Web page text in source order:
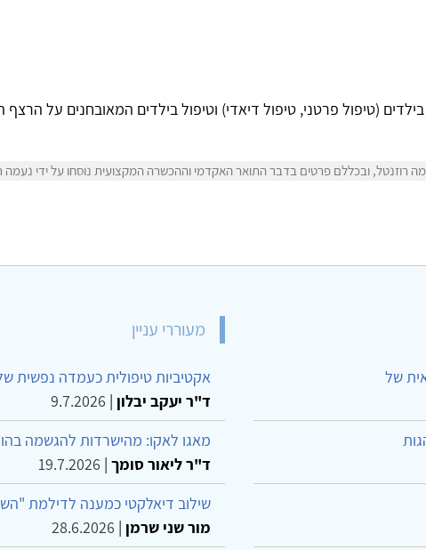
(טיפול פרטני, טיפול דיאדי) וטיפול בילדים המאובחנים על הרצף
רוזנטל, ובכללם פרטים בדבר התואר האקדמי וההכשרה המקצועית נוסחו על ידי נעמה
של
מעוררי עניין
אקטיביות טיפולית כעמדה נפשית
ד"ר יעקב יבלון |
9.7.2026
מאגו לאקו: מהישרדות להגשמה
ד"ר ליאור סומך |
19.7.2026
שילוב דיאלקטי כמענה לדילמת
מור שני שרמן |
28.6.2026